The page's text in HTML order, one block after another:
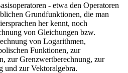
- etwa den Operatoren
Grundfunktionen, die man
her kennt, noch
von Gleichungen bzw.
von Logarithmen,
Funktionen, zur
zur Grenzwertberechnung, zur
und zur Vektoralgebra.